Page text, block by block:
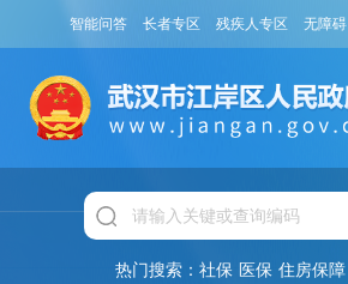
智能问答 长者专区 残疾人专区 无障碍
热门搜索： 社保 医保 住房保障